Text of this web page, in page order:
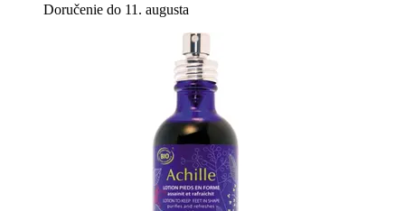
Doručenie do 11. augusta